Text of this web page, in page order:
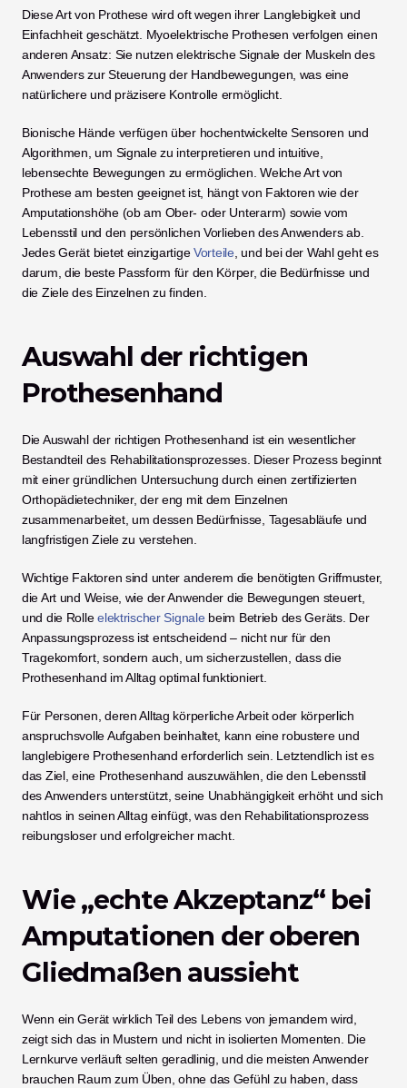
Diese Art von Prothese wird oft wegen ihrer Langlebigkeit und
Einfachheit geschätzt. Myoelektrische Prothesen verfolgen einen
anderen Ansatz: Sie nutzen elektrische Signale der Muskeln des
Anwenders zur Steuerung der Handbewegungen, was eine
natürlichere und präzisere Kontrolle ermöglicht.
Bionische Hände verfügen über hochentwickelte Sensoren und
Algorithmen, um Signale zu interpretieren und intuitive,
lebensechte Bewegungen zu ermöglichen. Welche Art von
Prothese am besten geeignet ist, hängt von Faktoren wie der
Amputationshöhe (ob am Ober- oder Unterarm) sowie vom
Lebensstil und den persönlichen Vorlieben des Anwenders ab.
Jedes Gerät bietet einzigartige Vorteile , und bei der Wahl geht es
darum, die beste Passform für den Körper, die Bedürfnisse und
die Ziele des Einzelnen zu finden.
Auswahl der richtigen
Prothesenhand
Die Auswahl der richtigen Prothesenhand ist ein wesentlicher
Bestandteil des Rehabilitationsprozesses. Dieser Prozess beginnt
mit einer gründlichen Untersuchung durch einen zertifizierten
Orthopädietechniker, der eng mit dem Einzelnen
zusammenarbeitet, um dessen Bedürfnisse, Tagesabläufe und
langfristigen Ziele zu verstehen.
Wichtige Faktoren sind unter anderem die benötigten Griffmuster,
die Art und Weise, wie der Anwender die Bewegungen steuert,
und die Rolle elektrischer Signale beim Betrieb des Geräts. Der
Anpassungsprozess ist entscheidend – nicht nur für den
Tragekomfort, sondern auch, um sicherzustellen, dass die
Prothesenhand im Alltag optimal funktioniert.
Für Personen, deren Alltag körperliche Arbeit oder körperlich
anspruchsvolle Aufgaben beinhaltet, kann eine robustere und
langlebigere Prothesenhand erforderlich sein. Letztendlich ist es
das Ziel, eine Prothesenhand auszuwählen, die den Lebensstil
des Anwenders unterstützt, seine Unabhängigkeit erhöht und sich
nahtlos in seinen Alltag einfügt, was den Rehabilitationsprozess
reibungsloser und erfolgreicher macht.
Wie „echte Akzeptanz“ bei
Amputationen der oberen
Gliedmaßen aussieht
Wenn ein Gerät wirklich Teil des Lebens von jemandem wird,
zeigt sich das in Mustern und nicht in isolierten Momenten. Die
Lernkurve verläuft selten geradlinig, und die meisten Anwender
brauchen Raum zum Üben, ohne das Gefühl zu haben, dass